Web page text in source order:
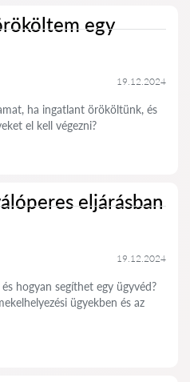
egy
19.12.2024
ha ingatlant örököltünk, és
el kell végezni?
eljárásban
19.12.2024
hogyan segíthet egy ügyvéd?
ügyekben és az